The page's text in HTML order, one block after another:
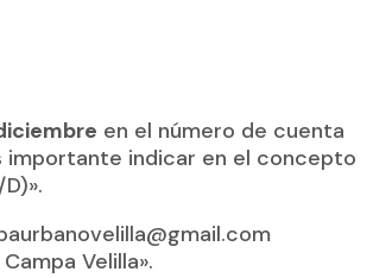
en el número de cuenta
importante indicar en el concepto
Velilla».